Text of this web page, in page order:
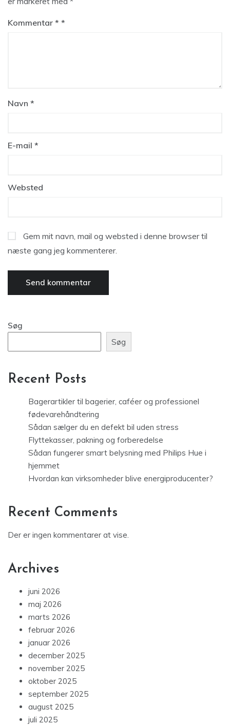
Kommentar *
Navn *
E-mail *
Websted
Gem mit navn, mail og websted i denne browser til
næste gang jeg kommenterer.
Søg
Søg
Recent Posts
Bagerartikler til bagerier, caféer og professionel
fødevarehåndtering
Sådan sælger du en defekt bil uden stress
Flyttekasser, pakning og forberedelse
Sådan fungerer smart belysning med Philips Hue i
hjemmet
Hvordan kan virksomheder blive energiproducenter?
Recent Comments
Der er ingen kommentarer at vise.
Archives
juni 2026
maj 2026
marts 2026
februar 2026
januar 2026
december 2025
november 2025
oktober 2025
september 2025
august 2025
juli 2025